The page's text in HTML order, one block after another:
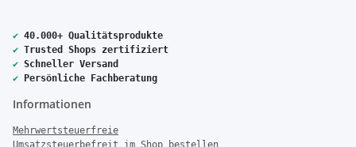
✔ 40.000+ Qualitätsprodukte
✔ Trusted Shops zertifiziert
✔ Schneller Versand
✔ Persönliche Fachberatung
Informationen
Mehrwertsteuerfreie
Umsatzsteuerbefreit im Shop bestellen